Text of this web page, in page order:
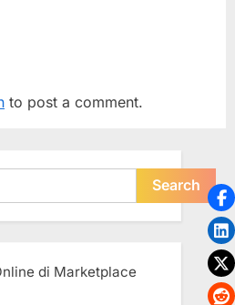
to post a comment.
Search
di Marketplace